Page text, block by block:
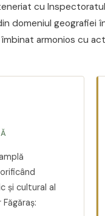
cu
domeniul geografiei
armonios cu
și cultural al